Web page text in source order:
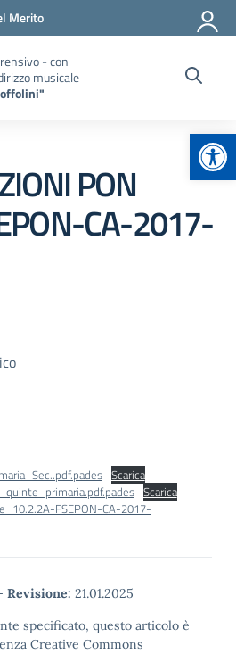
Merito
- con
musicale
PON
CA-2017-
Scarica
Scarica
FSEPON-CA-2017-
Revisione: 21.01.2025
specificato, questo articolo è
Creative Commons